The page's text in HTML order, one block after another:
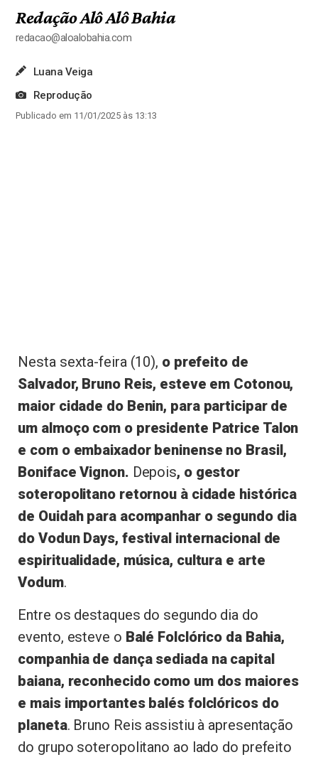
Redação Alô Alô Bahia
redacao@aloalobahia.com
Luana Veiga
Reprodução
Publicado em 11/01/2025 às 13:13
Nesta sexta-feira (10), o prefeito de
Salvador, Bruno Reis, esteve em Cotonou,
maior cidade do Benin, para participar de
um almoço com o presidente Patrice Talon
e com o embaixador beninense no Brasil,
Boniface Vignon. Depois, o gestor
soteropolitano retornou à cidade histórica
de Ouidah para acompanhar o segundo dia
do Vodun Days, festival internacional de
espiritualidade, música, cultura e arte
Vodum.
Entre os destaques do segundo dia do
evento, esteve o Balé Folclórico da Bahia,
companhia de dança sediada na capital
baiana, reconhecido como um dos maiores
e mais importantes balés folclóricos do
planeta. Bruno Reis assistiu à apresentação
do grupo soteropolitano ao lado do prefeito